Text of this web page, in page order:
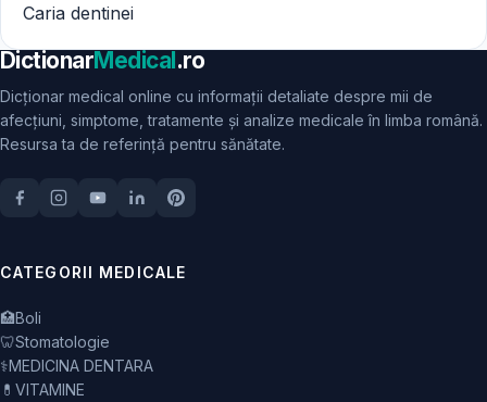
Caria dentinei
DictionarMedical.ro
Dicționar medical online cu informații detaliate despre mii de
afecțiuni, simptome, tratamente și analize medicale în limba română.
Resursa ta de referință pentru sănătate.
CATEGORII MEDICALE
🏥Boli
🦷Stomatologie
⚕️MEDICINA DENTARA
💊 VITAMINE